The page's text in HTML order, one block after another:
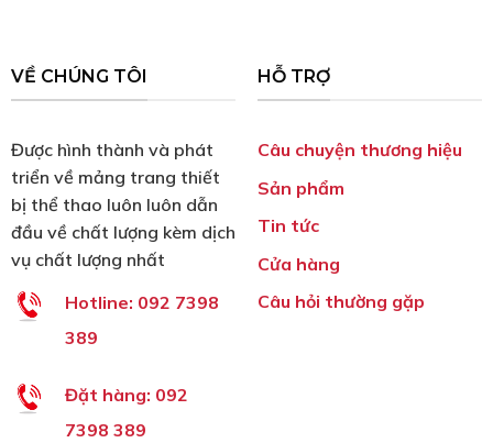
VỀ CHÚNG TÔI
Được hình thành và phát
triển về mảng trang thiết
bị thể thao luôn luôn dẫn
đầu về chất lượng kèm dịch
vụ chất lượng nhất
Hotline: 092 7398
389
Đặt hàng: 092
7398 389
HỖ TRỢ
Câu chuyện thương hiệu
Sản phẩm
Tin tức
Cửa hàng
Câu hỏi thường gặp